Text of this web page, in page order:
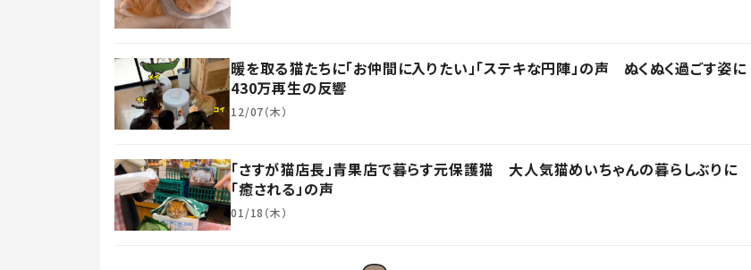
暖を取る猫たちに「お仲間に入りたい」「ステキな円陣」の声 ぬくぬく過ごす姿に
430万再生の反響
12/07（木）
「さすが猫店長」青果店で暮らす元保護猫 大人気猫めいちゃんの暮らしぶりに
「癒される」の声
01/18（木）